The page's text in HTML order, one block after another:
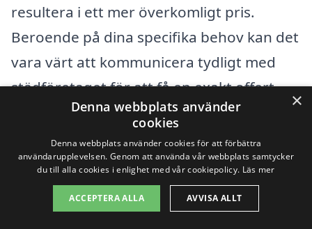
resultera i ett mer överkomligt pris.
Beroende på dina specifika behov kan det
vara värt att kommunicera tydligt med
städföretaget för att få en exakt offert.
Ytterligare faktorer som kan spela in i
prissättningen inkluderar:
Företagets erfarenhet och rykte: Mer
×
Denna webbplats använder
cookies
Denna webbplats använder cookies för att förbättra
användarupplevelsen. Genom att använda vår webbplats samtycker
du till alla cookies i enlighet med vår cookiepolicy. Läs mer
ACCEPTERA ALLA AVVISA ALLT